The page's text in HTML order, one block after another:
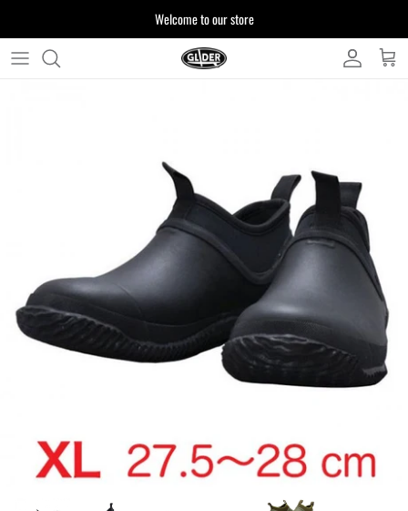
ッ
Welcome to our store
ます
製品について